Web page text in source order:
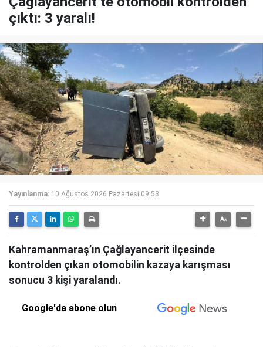
çıktı: 3 yaralı!
Yayınlanma: 10 Ağustos 2026 Pazartesi 09:53
Kahramanmaraş’ın Çağlayancerit ilçesinde
kontrolden çıkan otomobilin kazaya karışması
sonucu 3 kişi yaralandı.
Google'da abone olun